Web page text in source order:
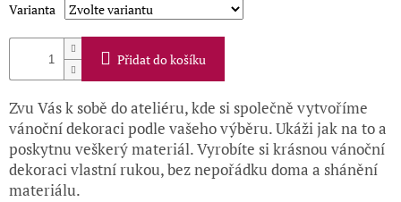
Varianta
Přidat do košíku
Zvu Vás k sobě do ateliéru, kde si společně vytvoříme
vánoční dekoraci podle vašeho výběru. Ukáži jak na to a
poskytnu veškerý materiál. Vyrobíte si krásnou vánoční
dekoraci vlastní rukou, bez nepořádku doma a shánění
materiálu.